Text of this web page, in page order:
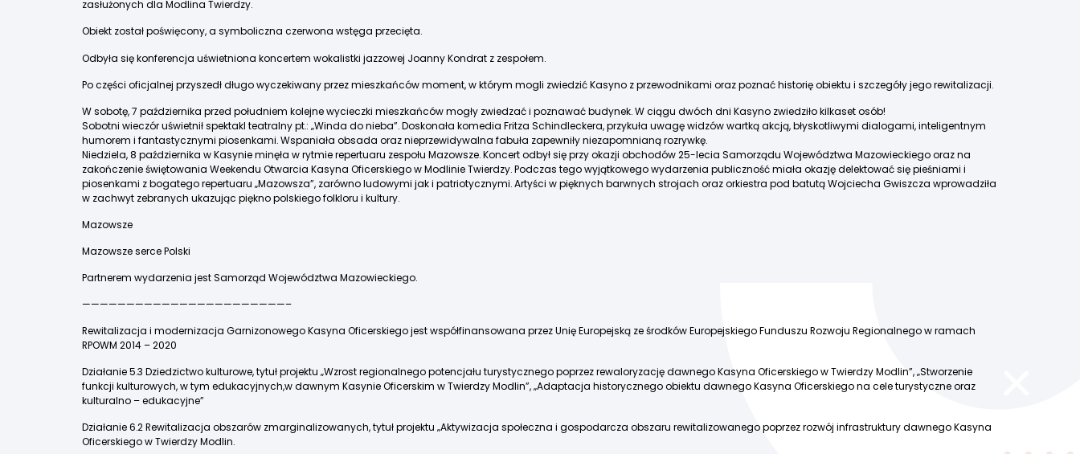
zasłużonych dla Modlina Twierdzy.
Obiekt został poświęcony, a symboliczna czerwona wstęga przecięta.
Odbyła się konferencja uświetniona koncertem wokalistki jazzowej Joanny Kondrat z zespołem.
Po części oficjalnej przyszedł długo wyczekiwany przez mieszkańców moment, w którym mogli zwiedzić Kasyno z przewodnikami oraz poznać historię obiektu i szczegóły jego rewitalizacji.
W sobotę, 7 października przed południem kolejne wycieczki mieszkańców mogły zwiedzać i poznawać budynek. W ciągu dwóch dni Kasyno zwiedziło kilkaset osób!
Sobotni wieczór uświetnił spektakl teatralny pt.: „Winda do nieba”. Doskonała komedia Fritza Schindleckera, przykuła uwagę widzów wartką akcją, błyskotliwymi dialogami, inteligentnym
humorem i fantastycznymi piosenkami. Wspaniała obsada oraz nieprzewidywalna fabuła zapewniły niezapomnianą rozrywkę.
Niedziela, 8 października w Kasynie minęła w rytmie repertuaru zespołu Mazowsze. Koncert odbył się przy okazji obchodów 25-lecia Samorządu Województwa Mazowieckiego oraz na
zakończenie świętowania Weekendu Otwarcia Kasyna Oficerskiego w Modlinie Twierdzy. Podczas tego wyjątkowego wydarzenia publiczność miała okazję delektować się pieśniami i
piosenkami z bogatego repertuaru „Mazowsza”, zarówno ludowymi jak i patriotycznymi. Artyści w pięknych barwnych strojach oraz orkiestra pod batutą Wojciecha Gwiszcza wprowadziła
w zachwyt zebranych ukazując piękno polskiego folkloru i kultury.
Mazowsze
Mazowsze serce Polski
Partnerem wydarzenia jest Samorząd Województwa Mazowieckiego.
———————————————————————–
Rewitalizacja i modernizacja Garnizonowego Kasyna Oficerskiego jest współfinansowana przez Unię Europejską ze środków Europejskiego Funduszu Rozwoju Regionalnego w ramach
RPOWM 2014 – 2020
Działanie 5.3 Dziedzictwo kulturowe, tytuł projektu „Wzrost regionalnego potencjału turystycznego poprzez rewaloryzację dawnego Kasyna Oficerskiego w Twierdzy Modlin”, „Stworzenie
funkcji kulturowych, w tym edukacyjnych,w dawnym Kasynie Oficerskim w Twierdzy Modlin”, „Adaptacja historycznego obiektu dawnego Kasyna Oficerskiego na cele turystyczne oraz
kulturalno – edukacyjne”
Działanie 6.2 Rewitalizacja obszarów zmarginalizowanych, tytuł projektu „Aktywizacja społeczna i gospodarcza obszaru rewitalizowanego poprzez rozwój infrastruktury dawnego Kasyna
Oficerskiego w Twierdzy Modlin.